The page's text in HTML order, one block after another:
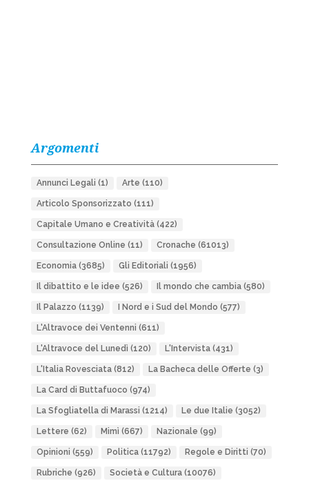
Argomenti
Annunci Legali (1) Arte (110)
Articolo Sponsorizzato (111)
Capitale Umano e Creatività(422)
Consultazione Online (11) Cronache (61013)
Economia(3685) Gli Editoriali (1956)
Il dibattito e le idee (526) Il mondo che cambia(580)
Il Palazzo (1139) I Nord e i Sud del Mondo (577)
L'Altravoce dei Ventenni (611)
L'Altravoce del Lunedì (120) L'Intervista(431)
L'Italia Rovesciata(812) La Bacheca delle Offerte (3)
La Card di Buttafuoco (974)
La Sfogliatella di Marassi (1214) Le due Italie (3052)
Lettere (62) Mimì (667) Nazionale (99)
Opinioni (559) Politica(11792) Regole e Diritti (70)
Rubriche (926) Società e Cultura(10076)